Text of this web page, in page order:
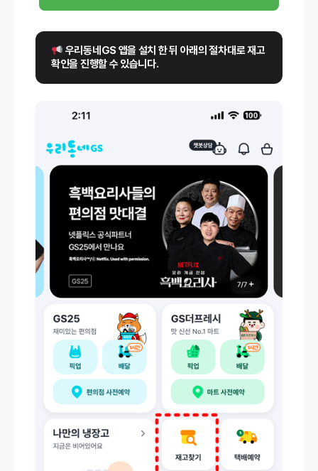
우리동네GS 앱을 설치 한 뒤 아래의 절차대로 재고
확인을 진행할 수 있습니다.